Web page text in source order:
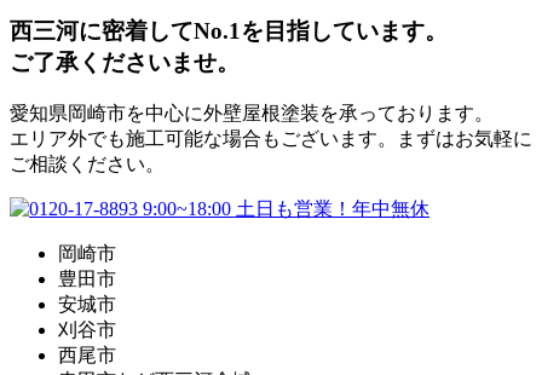
西三河に密着してNo.1を目指しています。
ご了承くださいませ。
愛知県岡崎市を中心に外壁屋根塗装を承っております。
エリア外でも施工可能な場合もございます。まずはお気軽に
ご相談ください。
岡崎市
豊田市
安城市
刈谷市
西尾市